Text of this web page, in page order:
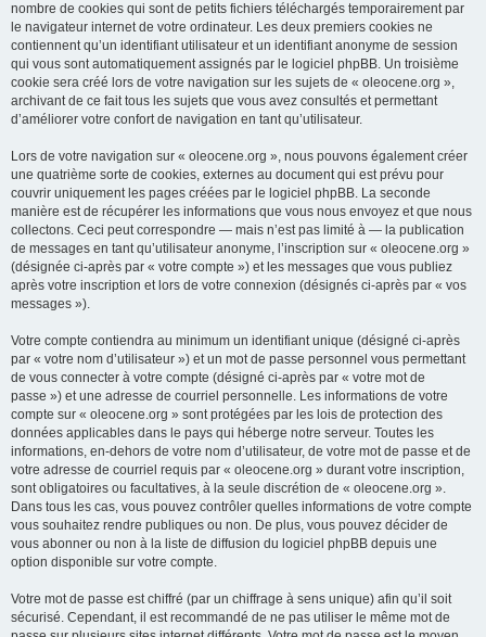
nombre de cookies qui sont de petits fichiers téléchargés temporairement par
le navigateur internet de votre ordinateur. Les deux premiers cookies ne
contiennent qu’un identifiant utilisateur et un identifiant anonyme de session
qui vous sont automatiquement assignés par le logiciel phpBB. Un troisième
cookie sera créé lors de votre navigation sur les sujets de « oleocene.org »,
archivant de ce fait tous les sujets que vous avez consultés et permettant
d’améliorer votre confort de navigation en tant qu’utilisateur.
Lors de votre navigation sur « oleocene.org », nous pouvons également créer
une quatrième sorte de cookies, externes au document qui est prévu pour
couvrir uniquement les pages créées par le logiciel phpBB. La seconde
manière est de récupérer les informations que vous nous envoyez et que nous
collectons. Ceci peut correspondre — mais n’est pas limité à — la publication
de messages en tant qu’utilisateur anonyme, l’inscription sur « oleocene.org »
(désignée ci-après par « votre compte ») et les messages que vous publiez
après votre inscription et lors de votre connexion (désignés ci-après par « vos
messages »).
Votre compte contiendra au minimum un identifiant unique (désigné ci-après
par « votre nom d’utilisateur ») et un mot de passe personnel vous permettant
de vous connecter à votre compte (désigné ci-après par « votre mot de
passe ») et une adresse de courriel personnelle. Les informations de votre
compte sur « oleocene.org » sont protégées par les lois de protection des
données applicables dans le pays qui héberge notre serveur. Toutes les
informations, en-dehors de votre nom d’utilisateur, de votre mot de passe et de
votre adresse de courriel requis par « oleocene.org » durant votre inscription,
sont obligatoires ou facultatives, à la seule discrétion de « oleocene.org ».
Dans tous les cas, vous pouvez contrôler quelles informations de votre compte
vous souhaitez rendre publiques ou non. De plus, vous pouvez décider de
vous abonner ou non à la liste de diffusion du logiciel phpBB depuis une
option disponible sur votre compte.
Votre mot de passe est chiffré (par un chiffrage à sens unique) afin qu’il soit
sécurisé. Cependant, il est recommandé de ne pas utiliser le même mot de